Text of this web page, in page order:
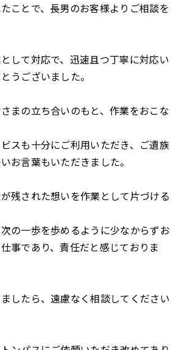
ことで、長男のお客様よりご相談を
して対応で、迅速且つ丁寧に対応い
うございました。
まの立ち合いのもと、作業をおこな
スも十分にご利用いただき、ご遺族
お言葉もいただきました。
残された想いを作業として片づける
の一歩を歩めるように少なからずお
事であり、責任だと感じておりま
したら、遠慮なく相談してください